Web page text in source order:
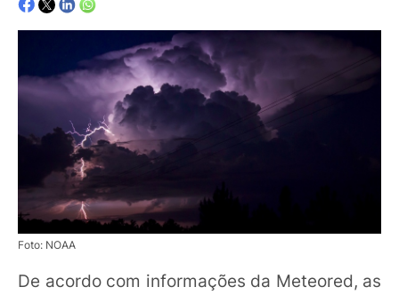
Foto: NOAA
De acordo com informações da Meteored, as